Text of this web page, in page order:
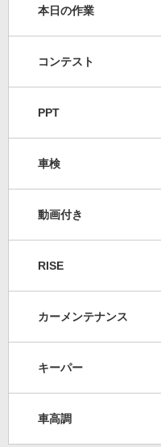
本日の作業
コンテスト
PPT
車検
動画付き
RISE
カーメンテナンス
キーパー
車高調